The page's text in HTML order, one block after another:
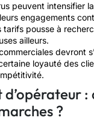
peuvent intensifier
engagements
tarifs pousse à
ailleurs.
devront
loyauté des
:
?